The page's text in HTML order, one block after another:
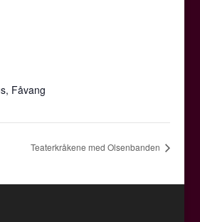
Fåvang
Teaterkråkene med Olsenbanden